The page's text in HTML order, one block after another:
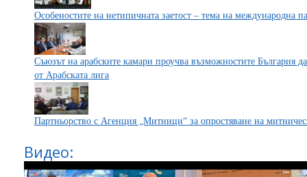
Особеностите на нетипичната заетост – тема на международна
Съюзът на арабските камари проучва възможностите България
от Арабската лига
Партньорство с Агенция „Митници“ за опростяване на
Видео: